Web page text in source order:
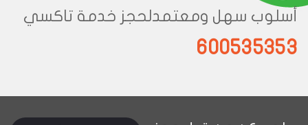
أسلوب سهل ومعتمدلحجز خدمة تاكسي
600535353